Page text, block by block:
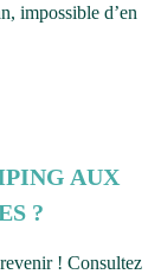
impossible d’en
AUX
?
! Consultez